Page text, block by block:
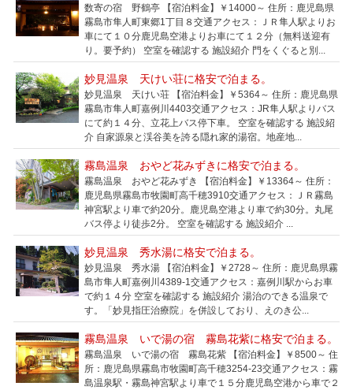
数寄の宿 野鶴亭 【宿泊料金】￥14000～ 住所：鹿児島県
霧島市隼人町東郷1丁目８交通アクセス：ＪＲ隼人駅よりお
車にて１０分鹿児島空港よりお車にて１２分（無料送迎有
り。要予約） 空室を確認する 施設紹介 門をくぐると別...
妙見温泉 天けい荘に格安で泊まる。
妙見温泉 天けい荘 【宿泊料金】￥5364～ 住所：鹿児島県
霧島市隼人町嘉例川4403交通アクセス：JR隼人駅よりバス
にて約１４分、立花上バス停下車。 空室を確認する 施設紹
介 自家源泉と渓谷美を誇る隠れ家的湯宿。地産地...
霧島温泉 おやど花みずきに格安で泊まる。
霧島温泉 おやど花みずき 【宿泊料金】￥13364～ 住所：
鹿児島県霧島市牧園町高千穂3910交通アクセス：ＪＲ霧島
神宮駅より車で約20分。鹿児島空港より車で約30分。丸尾
バス停より徒歩2分。 空室を確認する 施設紹介 ...
妙見温泉 秀水湯に格安で泊まる。
妙見温泉 秀水湯 【宿泊料金】￥2728～ 住所：鹿児島県霧
島市隼人町嘉例川4389-1交通アクセス：嘉例川駅からお車
で約１４分 空室を確認する 施設紹介 湯治のできる温泉で
す。「妙見指圧治療院」を併設しており、えのき公...
霧島温泉 いで湯の宿 霧島花紫に格安で泊まる。
霧島温泉 いで湯の宿 霧島花紫 【宿泊料金】￥8500～ 住
所：鹿児島県霧島市牧園町高千穂3254-23交通アクセス：霧
島温泉駅・霧島神宮駅より車で１５分鹿児島空港から車で２